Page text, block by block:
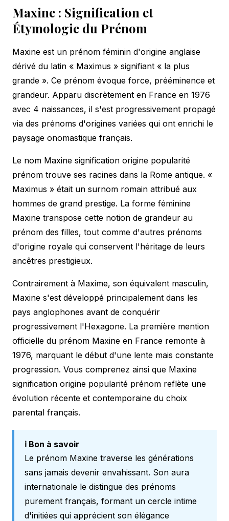
Maxine : Signification et
Étymologie du Prénom
Maxine est un prénom féminin d'origine anglaise
dérivé du latin « Maximus » signifiant « la plus
grande ». Ce prénom évoque force, prééminence et
grandeur. Apparu discrètement en France en 1976
avec 4 naissances, il s'est progressivement propagé
via des prénoms d'origines variées qui ont enrichi le
paysage onomastique français.
Le nom Maxine signification origine popularité
prénom trouve ses racines dans la Rome antique. «
Maximus » était un surnom romain attribué aux
hommes de grand prestige. La forme féminine
Maxine transpose cette notion de grandeur au
prénom des filles, tout comme d'autres prénoms
d'origine royale qui conservent l'héritage de leurs
ancêtres prestigieux.
Contrairement à Maxime, son équivalent masculin,
Maxine s'est développé principalement dans les
pays anglophones avant de conquérir
progressivement l'Hexagone. La première mention
officielle du prénom Maxine en France remonte à
1976, marquant le début d'une lente mais constante
progression. Vous comprenez ainsi que Maxine
signification origine popularité prénom reflète une
évolution récente et contemporaine du choix
parental français.
ℹ️ Bon à savoir
Le prénom Maxine traverse les générations
sans jamais devenir envahissant. Son aura
internationale le distingue des prénoms
purement français, formant un cercle intime
d'initiées qui apprécient son élégance